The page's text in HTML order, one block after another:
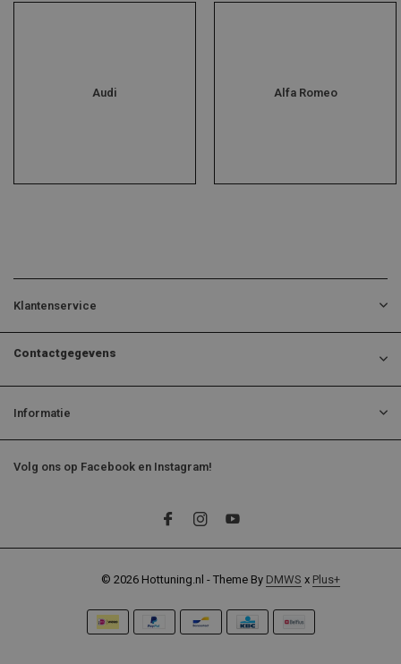
Audi Alfa Romeo
Klantenservice
Contactgegevens
Informatie
Volg ons op Facebook en Instagram!
© 2026 Hottuning.nl - Theme By DMWS x Plus+